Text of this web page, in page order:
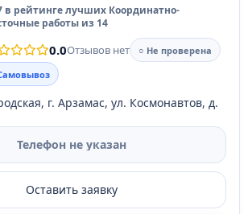
в рейтинге лучших Координатно-
работы из 14
0.0Отзывов нет
○ Не проверена
г. Арзамас, ул. Космонавтов, д.
Телефон не указан
Оставить заявку